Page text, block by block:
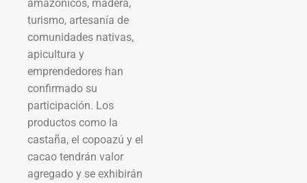
amazónicos, madera,
turismo, artesanía de
comunidades nativas,
apicultura y
emprendedores han
confirmado su
participación. Los
productos como la
castaña, el copoazú y el
cacao tendrán valor
agregado y se exhibirán